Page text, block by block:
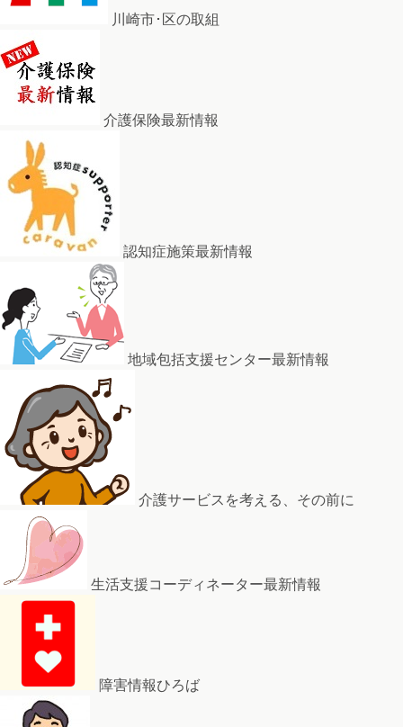
川崎市･区の取組
介護保険最新情報
認知症施策最新情報
地域包括支援センター最新情報
介護サービスを考える、その前に
生活支援コーディネーター最新情報
障害情報ひろば